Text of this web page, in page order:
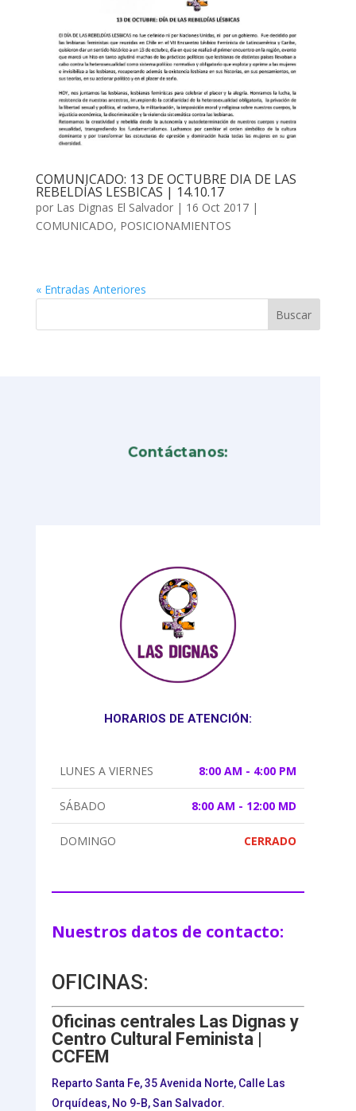
COMUNICADO: 13 DE OCTUBRE DIA DE LAS
REBELDÍAS LESBICAS | 14.10.17
por Las Dignas El Salvador| 16 Oct 2017|
COMUNICADO, POSICIONAMIENTOS
« Entradas Anteriores
Contáctanos:
HORARIOS DE ATENCIÓN:
LUNES A VIERNES 8:00 AM - 4:00 PM
SÁBADO 8:00 AM - 12:00 MD
DOMINGO CERRADO
Nuestros datos de contacto:
OFICINAS:
Oficinas centrales Las Dignas y
Centro Cultural Feminista |
CCFEM
Reparto Santa Fe, 35 Avenida Norte, Calle Las
Orquídeas, No 9-B, San Salvador.